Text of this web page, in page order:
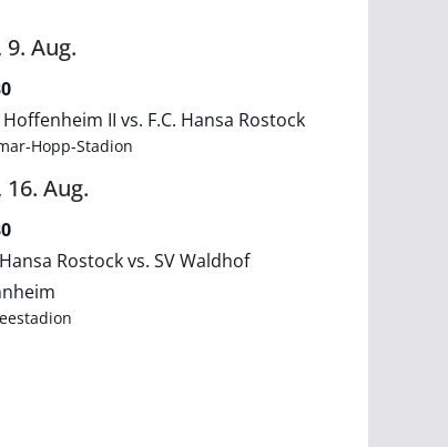
9. Aug.
Hoffenheim II vs. F.C. Hansa Rostock
Hopp-Stadion
16. Aug.
Hansa Rostock vs. SV Waldhof